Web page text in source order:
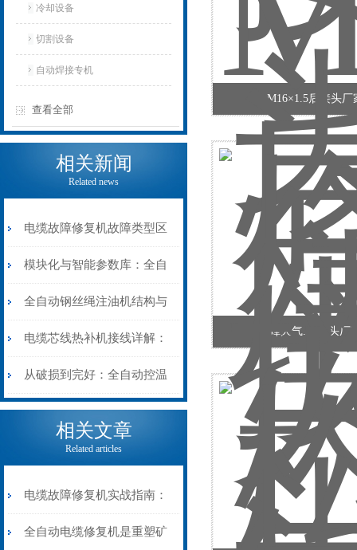
冷却设备
切割设备
自动焊接专机
查看全部
相关新闻
Related news
电缆故障修复机故障类型区
分指南：从“绝缘电
阻”到“波形特征”的精准诊
断逻辑
模块化与智能参数库：全自
动电缆修复机的快速换型逻
辑
全自动钢丝绳注油机结构与
工作原理：揭秘高效润滑的
机械密码
电缆芯线热补机接线详解：
从入门到精通
从破损到完好：全自动控温
电缆热补机的核心价值
相关文章
Related articles
电缆故障修复机实战指南：
从“盲测”到“精确定点”的三
全自动电缆修复机是重塑矿
M16×1.5后接头厂
烽火气.水接头厂